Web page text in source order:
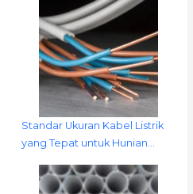
Standar Ukuran Kabel Listrik
yang Tepat untuk Hunian…